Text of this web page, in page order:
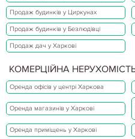
Продаж будинків у Циркунах
Продаж будинків у Безлюдівці
Продаж дач у Харкові
КОМЕРЦІЙНА
Оренда офісів у центрі Харкова
Оренда магазинів у Харкові
Оренда приміщень у Харкові